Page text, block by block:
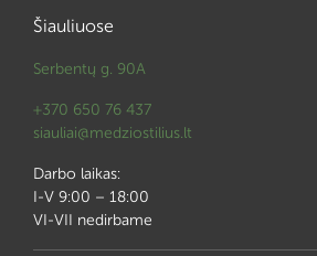
Šiauliuose
Serbentų g. 90A
+370 650 76 437
siauliai@medziostilius.lt
Darbo laikas:
I-V 9:00 – 18:00
VI-VII nedirbame